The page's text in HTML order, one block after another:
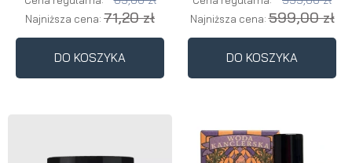
Najniższa cena: 71,20 zł
DO KOSZYKA
Najniższa cena:599,00 zł
DO KOSZYKA